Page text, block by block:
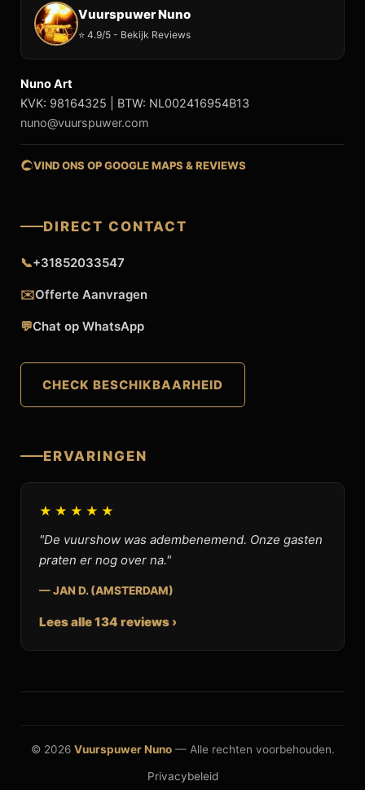
Vuurspuwer Nuno
⭐ 4.9/5 - Bekijk Reviews
Nuno Art
KVK: 98164325 | BTW: NL002416954B13
nuno@vuurspuwer.com
VIND ONS OP GOOGLE MAPS & REVIEWS
DIRECT CONTACT
📞+31852033547
✉️Offerte Aanvragen
💬Chat op WhatsApp
CHECK BESCHIKBAARHEID
ERVARINGEN
★★★★★
"De vuurshow was adembenemend. Onze gasten
praten er nog over na."
— JAN D. (AMSTERDAM)
Lees alle 134 reviews ›
© 2026 Vuurspuwer Nuno— Alle rechten voorbehouden.
Privacybeleid